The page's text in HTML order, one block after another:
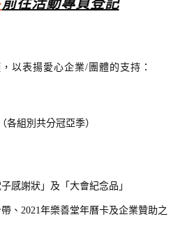
前往活動專頁登記
以表揚愛心企業/團體的支持：
各組別共分冠亞季）
感謝狀」及「大會紀念品」
、2021年樂善堂年曆卡及企業贊助之